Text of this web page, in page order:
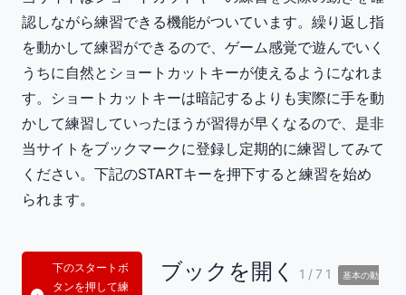
認しながら練習できる機能がついています。繰り返し指
を動かして練習ができるので、ゲーム感覚で遊んでいく
うちに自然とショートカットキーが使えるようになれま
す。ショートカットキーは暗記するよりも実際に手を動
かして練習していったほうが習得が早くなるので、是非
当サイトをブックマークに登録し定期的に練習してみて
ください。下記のSTARTキーを押下すると練習を始め
られます。
下のスタートボ
タンを押して練
ブックを開く 1/71 基本の動